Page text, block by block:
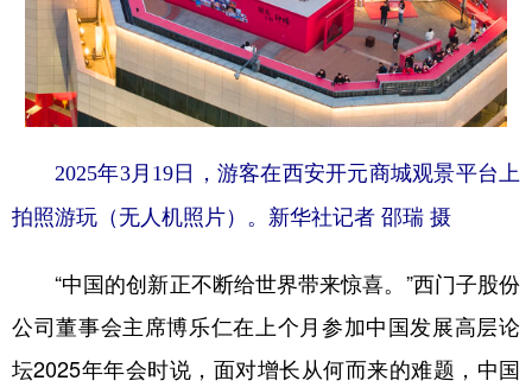
2025年3月19日，游客在西安开元商城观景平台上
拍照游玩（无人机照片）。新华社记者 邵瑞 摄
“中国的创新正不断给世界带来惊喜。”西门子股份
公司董事会主席博乐仁在上个月参加中国发展高层论
坛2025年年会时说，面对增长从何而来的难题，中国